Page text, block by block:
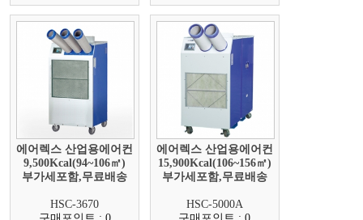
에어렉스 산업용에어컨
9,500Kcal(94~106㎡)
부가세포함,무료배송
HSC-3670
에어렉스 산업용에어컨
15,900Kcal(106~156㎡)
부가세포함,무료배송
HSC-5000A